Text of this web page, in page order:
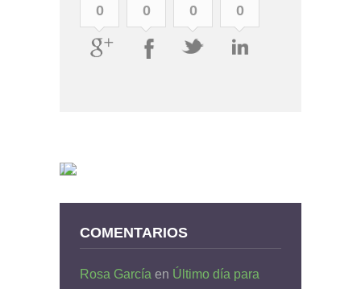
0 0 0 0
COMENTARIOS
Rosa García en Último día para